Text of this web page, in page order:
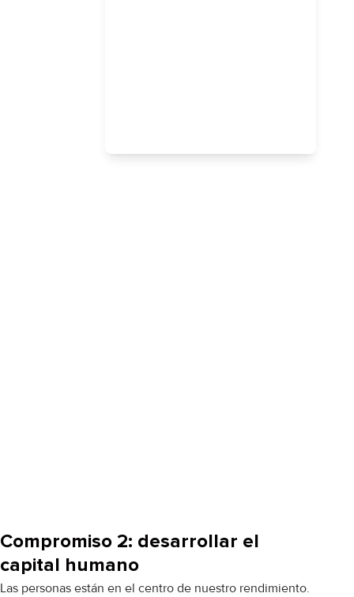
Compromiso 2: desarrollar el
capital humano
Las personas están en el centro de nuestro rendimiento.